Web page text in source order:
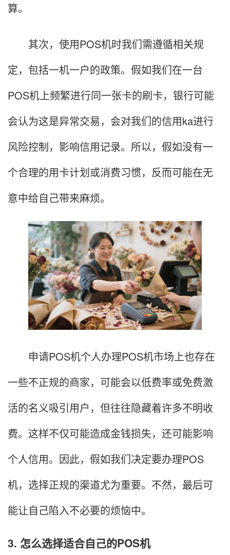
算。
其次，使用POS机时我们需遵循相关规
定，包括一机一户的政策。假如我们在一台
POS机上频繁进行同一张卡的刷卡，银行可能
会认为这是异常交易，会对我们的信用ka进行
风险控制，影响信用记录。所以，假如没有一
个合理的用卡计划或消费习惯，反而可能在无
意中给自己带来麻烦。
申请POS机个人办理POS机市场上也存在
一些不正规的商家，可能会以低费率或免费激
活的名义吸引用户，但往往隐藏着许多不明收
费。这样不仅可能造成金钱损失，还可能影响
个人信用。因此，假如我们决定要办理POS
机，选择正规的渠道尤为重要。不然，最后可
能让自己陷入不必要的烦恼中。
3. 怎么选择适合自己的POS机